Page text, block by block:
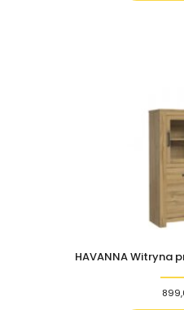
HAVANNA Witryna